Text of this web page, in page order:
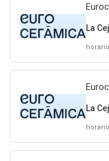
La
La